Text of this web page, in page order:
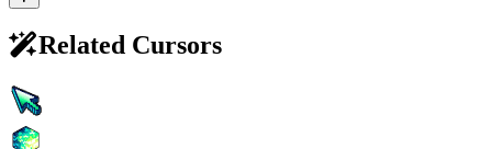
Related Cursors